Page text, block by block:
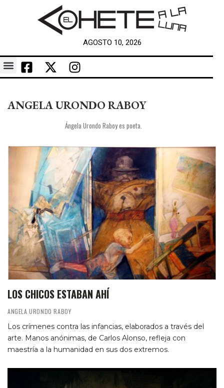
AGOSTO 10, 2026
ANGELA URONDO RABOY
Ángela Urondo Raboy es poeta.
LOS CHICOS ESTABAN AHÍ
ANGELA URONDO RABOY
Los crímenes contra las infancias, elaborados a través del
arte. Manos anónimas, de Carlos Alonso, refleja con
maestría a la humanidad en sus dos extremos.